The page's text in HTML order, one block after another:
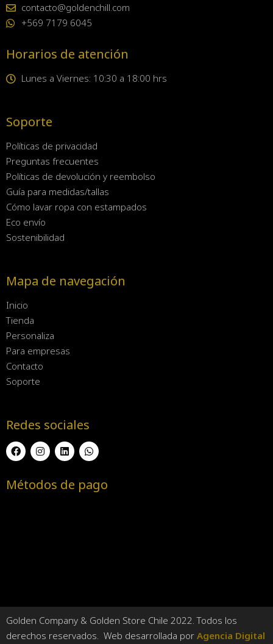
contacto@goldenchill.com
+569 7179 6045
Horarios de atención
Lunes a Viernes: 10:30 a 18:00 hrs
Soporte
Políticas de privacidad
Preguntas frecuentes
Políticas de devolución y reembolso
Guía para medidas/tallas
Cómo lavar ropa con estampados
Eco envío
Sostenibilidad
Mapa de navegación
Inicio
Tienda
Personaliza
Para empresas
Contacto
Soporte
Redes sociales
Métodos de pago
Golden Company & Golden Store Chile 2022. Todos los
derechos reservados. Web desarrollada por Agencia Digital